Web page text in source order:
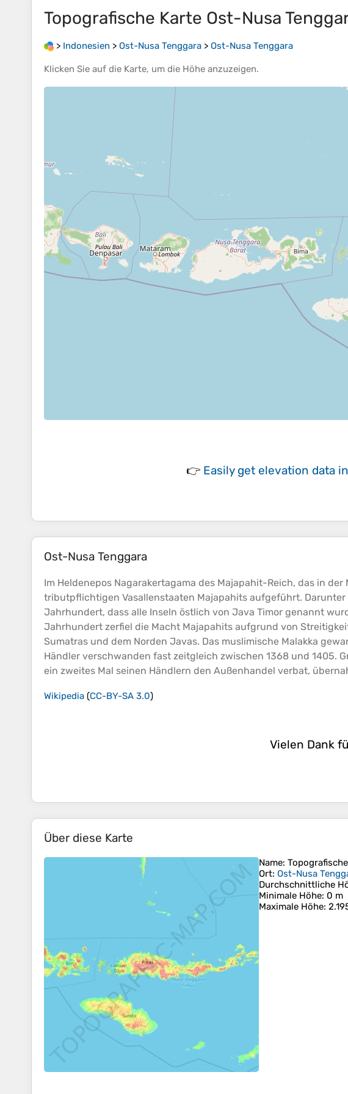
Topografische Karte Ost-Nusa
> Indonesien > Ost-Nusa Tenggara > Ost-Nusa Tenggara
Klicken Sie auf die Karte, um die Höhe anzuzeigen.
👉 Easily get elevation data
Ost-Nusa Tenggara
Im Heldenepos Nagarakertagama des Majapahit-Reich, das in
tributpflichtigen Vasallenstaaten Majapahits aufgeführt. Darunter
Jahrhundert, dass alle Inseln östlich von Java Timor genannt
Jahrhundert zerfiel die Macht Majapahits aufgrund von
Sumatras und dem Norden Javas. Das muslimische Malakka
Händler verschwanden fast zeitgleich zwischen 1368 und 1405.
ein zweites Mal seinen Händlern den Außenhandel verbat,
Wikipedia (CC-BY-SA 3.0)
Vielen Dank
Über diese Karte
Name:
Ort: Ost-Nusa
Durchschnittliche
Minimale Höhe: 0 m
Maximale Höhe: